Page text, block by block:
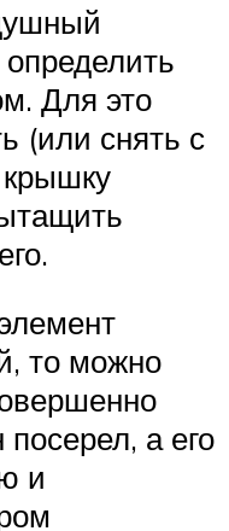
Для это
(или снять с
крышку
то можно
а его
и